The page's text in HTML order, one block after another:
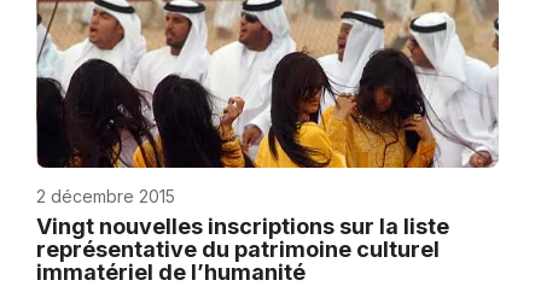
2 décembre 2015
Vingt nouvelles inscriptions sur la liste
représentative du patrimoine culturel
immatériel de l’humanité